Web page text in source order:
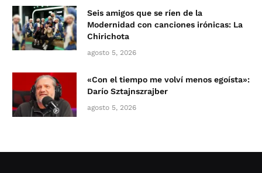
Seis amigos que se ríen de la
Modernidad con canciones irónicas: La
Chirichota
agosto 5, 2026
«Con el tiempo me volví menos egoísta»:
Darío Sztajnszrajber
agosto 5, 2026